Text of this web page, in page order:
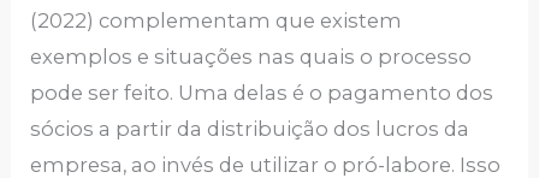
(2022) complementam que existem
exemplos e situações nas quais o processo
pode ser feito. Uma delas é o pagamento dos
sócios a partir da distribuição dos lucros da
empresa, ao invés de utilizar o pró-labore. Isso